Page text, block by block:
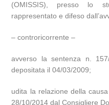
(OMISSIS), presso lo
rappresentato e difeso
– controricorrente –
avverso la sentenza n.
depositata il 04/03/2009;
udita la relazione della
28/10/2014 dal Consigliere